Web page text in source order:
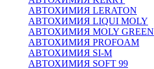
АВТОХИМИЯ LERATON
АВТОХИМИЯ LIQUI MOLY
АВТОХИМИЯ MOLY GREEN
АВТОХИМИЯ PROFOAM
АВТОХИМИЯ SI-M
АВТОХИМИЯ SOFT 99